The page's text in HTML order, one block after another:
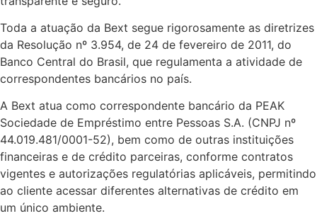
Toda a atuação da Bext segue rigorosamente as diretrizes
da Resolução nº 3.954, de 24 de fevereiro de 2011, do
Banco Central do Brasil, que regulamenta a atividade de
correspondentes bancários no país.
A Bext atua como correspondente bancário da PEAK
Sociedade de Empréstimo entre Pessoas S.A. (CNPJ nº
44.019.481/0001-52), bem como de outras instituições
financeiras e de crédito parceiras, conforme contratos
vigentes e autorizações regulatórias aplicáveis, permitindo
ao cliente acessar diferentes alternativas de crédito em
um único ambiente.